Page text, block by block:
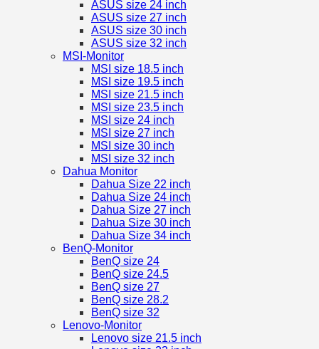
ASUS size 24 inch
ASUS size 27 inch
ASUS size 30 inch
ASUS size 32 inch
MSI-Monitor
MSI size 18.5 inch
MSI size 19.5 inch
MSI size 21.5 inch
MSI size 23.5 inch
MSI size 24 inch
MSI size 27 inch
MSI size 30 inch
MSI size 32 inch
Dahua Monitor
Dahua Size 22 inch
Dahua Size 24 inch
Dahua Size 27 inch
Dahua Size 30 inch
Dahua Size 34 inch
BenQ-Monitor
BenQ size 24
BenQ size 24.5
BenQ size 27
BenQ size 28.2
BenQ size 32
Lenovo-Monitor
Lenovo size 21.5 inch